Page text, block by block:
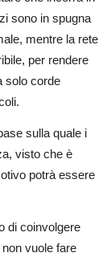
sono in spugna
mentre la rete
per rendere
solo corde
sulla quale i
visto che è
potrà essere
di coinvolgere
vuole fare